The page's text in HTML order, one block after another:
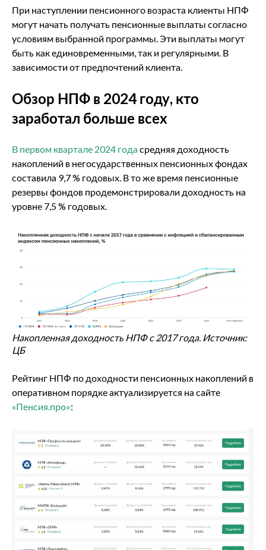
При наступлении пенсионного возраста клиенты НПФ
могут начать получать пенсионные выплаты согласно
условиям выбранной программы. Эти выплаты могут
быть как единовременными, так и регулярными. В
зависимости от предпочтений клиента.
Обзор НПФ в 2024 году, кто
заработал больше всех
В первом квартале 2024 года средняя доходность
накоплений в негосударственных пенсионных фондах
составила 9,7 % годовых. В то же время пенсионные
резервы фондов продемонстрировали доходность на
уровне 7,5 % годовых.
Накопленная доходность НПФ с 2017 года. Источник:
ЦБ
Рейтинг НПФ по доходности пенсионных накоплений в
оперативном порядке актуализируется на сайте
«Пенсия.про»: